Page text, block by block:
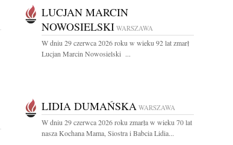
LUCJAN MARCIN
NOWOSIELSKI WARSZAWA
W dniu 29 czerwca 2026 roku w wieku 92 lat zmarł
Lucjan Marcin Nowosielski ...
LIDIA DUMAŃSKA WARSZAWA
W dniu 29 czerwca 2026 roku zmarła w wieku 70 lat
nasza Kochana Mama, Siostra i Babcia Lidia...